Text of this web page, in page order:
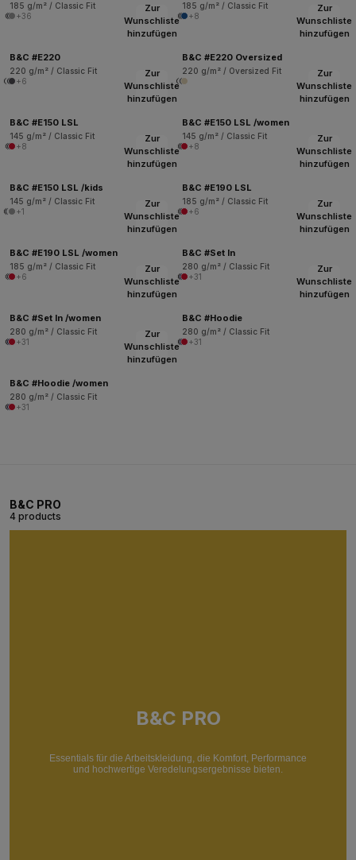
185 g/m² / Classic Fit
+36
185 g/m² / Classic Fit
+8
Zur
Wunschliste
hinzufügen
B&C #E220
220 g/m² / Classic Fit
+6
Zur
Wunschliste
hinzufügen
B&C #E220 Oversized
220 g/m² / Oversized Fit
Zur
Wunschliste
hinzufügen
B&C #E150 LSL
145 g/m² / Classic Fit
+8
Zur
Wunschliste
hinzufügen
B&C #E150 LSL /women
145 g/m² / Classic Fit
+8
Zur
Wunschliste
hinzufügen
B&C #E150 LSL /kids
145 g/m² / Classic Fit
+1
Zur
Wunschliste
hinzufügen
B&C #E190 LSL
185 g/m² / Classic Fit
+6
Zur
Wunschliste
hinzufügen
B&C #E190 LSL /women
185 g/m² / Classic Fit
+6
Zur
Wunschliste
hinzufügen
B&C #Set In
280 g/m² / Classic Fit
+31
Zur
Wunschliste
hinzufügen
B&C #Set In /women
280 g/m² / Classic Fit
+31
Zur
Wunschliste
hinzufügen
B&C #Hoodie
280 g/m² / Classic Fit
+31
Zur
Wunschliste
hinzufügen
B&C #Hoodie /women
280 g/m² / Classic Fit
+31
B&C PRO
4 products
B&C PRO
Essentials für die Arbeitskleidung, die Komfort, Performance
und hochwertige Veredelungsergebnisse bieten.